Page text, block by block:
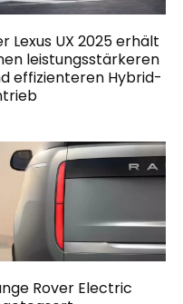
Lexus UX 2025 erhält
leistungsstärkeren
effizienteren Hybrid-
Rover Electric